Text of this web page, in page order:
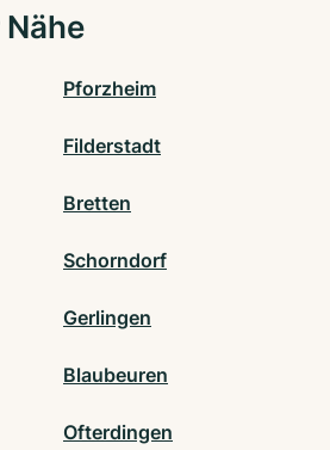
Pforzheim
Filderstadt
Bretten
Schorndorf
Gerlingen
Blaubeuren
Ofterdingen